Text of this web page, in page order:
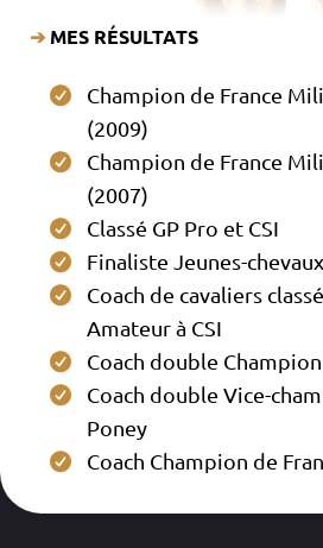
➔MES RÉSULTATS
Champion de France
(2009)
Champion de France
(2007)
Classé GP Pro et CSI
Finaliste Jeunes-
Coach de cavaliers
Amateur à CSI
Coach double
Coach double Vice-
Poney
Coach Champion de